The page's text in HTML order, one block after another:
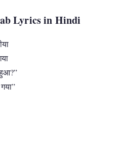
Lyrics in Hindi